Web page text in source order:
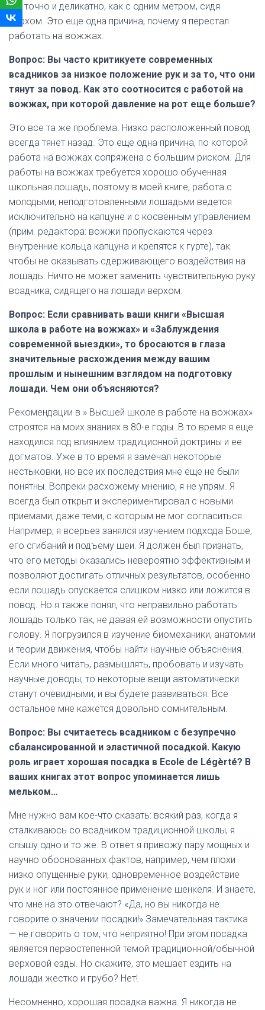
же точно и деликатно, как с одним метром, сидя
верхом. Это еще одна причина, почему я перестал
работать на вожжах.
Вопрос: Вы часто критикуете современных
всадников за низкое положение рук и за то, что они
тянут за повод. Как это соотносится с работой на
вожжах, при которой давление на рот еще больше?
Это все та же проблема. Низко расположенный повод
всегда тянет назад. Это еще одна причина, по которой
работа на вожжах сопряжена с большим риском. Для
работы на вожжах требуется хорошо обученная
школьная лошадь, поэтому в моей книге, работа с
молодыми, неподготовленными лошадьми ведется
исключительно на капцуне и с косвенным управлением
(прим. редактора: вожжи пропускаются через
внутренние кольца капцуна и крепятся к гурте), так
чтобы не оказывать сдерживающего воздействия на
лошадь. Ничто не может заменить чувствительную руку
всадника, сидящего на лошади верхом.
Вопрос: Если сравнивать ваши книги «Высшая
школа в работе на вожжах» и «Заблуждения
современной выездки», то бросаются в глаза
значительные расхождения между вашим
прошлым и нынешним взглядом на подготовку
лошади. Чем они объясняются?
Рекомендации в » Высшей школе в работе на вожжах»
строятся на моих знаниях в 80-е годы. В то время я еще
находился под влиянием традиционной доктрины и ее
догматов. Уже в то время я замечал некоторые
нестыковки, но все их последствия мне еще не были
понятны. Вопреки расхожему мнению, я не упрям. Я
всегда был открыт и экспериментировал с новыми
приемами, даже теми, с которым не мог согласиться.
Например, я всерьез занялся изучением подхода Боше,
его сгибаний и подъему шеи. Я должен был признать,
что его методы оказались невероятно эффективным и
позволяют достигать отличных результатов, особенно
если лошадь опускается слишком низко или ложится в
повод. Но я также понял, что неправильно работать
лошадь только так, не давая ей возможности опустить
голову. Я погрузился в изучение биомеханики, анатомии
и теории движения, чтобы найти научные объяснения.
Если много читать, размышлять, пробовать и изучать
научные доводы, то некоторые вещи автоматически
станут очевидными, и вы будете развиваться. Все
остальное мне кажется довольно сомнительным.
Вопрос: Вы считаетесь всадником с безупречно
сбалансированной и эластичной посадкой. Какую
роль играет хорошая посадка в Ecole de Légèrté? В
ваших книгах этот вопрос упоминается лишь
мельком…
Мне нужно вам кое-что сказать: всякий раз, когда я
сталкиваюсь со всадником традиционной школы, я
слышу одно и то же. В ответ я привожу пару мощных и
научно обоснованных фактов, например, чем плохи
низко опущенные руки, одновременное воздействие
рук и ног или постоянное применение шенкеля. И знаете,
что мне на это отвечают? «Да, но вы никогда не
говорите о значении посадки!» Замечательная тактика
— не говорить о том, что неприятно! При этом посадка
является первостепенной темой традиционной/обычной
верховой езды. Но скажите, это мешает ездить на
лошади жестко и грубо? Нет!
Несомненно, хорошая посадка важна. Я никогда не